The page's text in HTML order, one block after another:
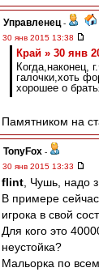
Управленец -
30 янв 2015 13:38
Край » 30 янв
Когда,наконец,
галочки,хоть
хорошее о
Памятником на
TonyFox -
30 янв 2015 13:33
flint , Чушь, надо
В примере
игрока в свой
Для кого это
неустойка?
Мальорка по